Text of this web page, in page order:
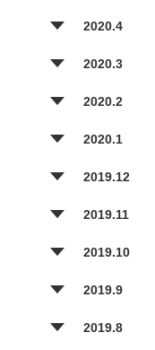
2020.4
2020.3
2020.2
2020.1
2019.12
2019.11
2019.10
2019.9
2019.8